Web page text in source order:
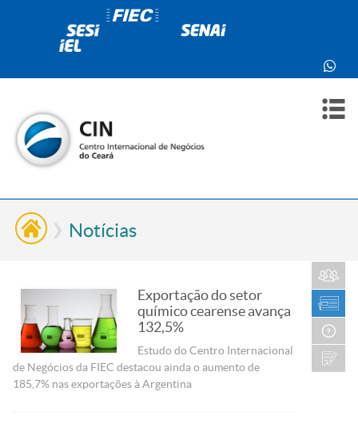
Notícias
Exportação do setor
químico cearense avança
132,5%
Estudo do Centro Internacional
de Negócios da FIEC destacou ainda o aumento de
185,7% nas exportações à Argentina